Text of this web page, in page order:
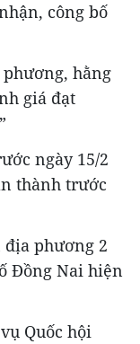
công bố
hằng
giá đạt
ngày 15/2
thành trước
phương 2
Đồng Nai hiện
Quốc hội